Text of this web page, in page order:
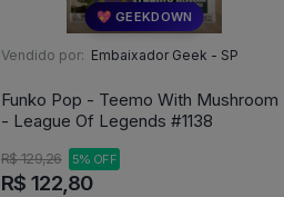
💖 GEEKDOWN
Vendido por: Embaixador Geek - SP
Funko Pop - Teemo With Mushroom
- League Of Legends #1138
R$ 129,26 5% OFF
R$ 122,80